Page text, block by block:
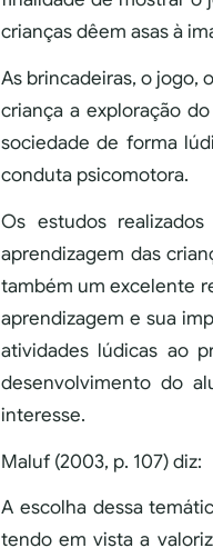
crianças dêem asas à
As brincadeiras, o jogo,
criança a exploração
sociedade de forma
conduta psicomotora.
Os estudos
aprendizagem das
também um excelente
aprendizagem e sua
atividades lúdicas ao
desenvolvimento do
interesse.
Maluf (2003, p. 107) diz:
A escolha dessa
tendo em vista a